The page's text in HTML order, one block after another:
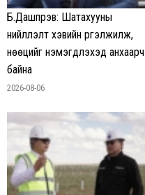
Б.Дашпүрэв: Шатахууны
нийлүүлэлт хэвийн үргэлжилж,
нөөцийг нэмэгдүүлэхэд анхаарч
байна
2026-08-06